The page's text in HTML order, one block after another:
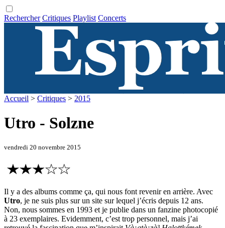
Rechercher Critiques Playlist Concerts
Accueil > Critiques > 2015
Utro - Solzne
vendredi 20 novembre 2015
Il y a des albums comme ça, qui nous font revenir en arrière. Avec
Utro, je ne suis plus sur un site sur lequel j’écris depuis 12 ans.
Non, nous sommes en 1993 et je publie dans un fanzine photocopié
à 23 exemplaires. Evidemment, c’est trop personnel, mais j’ai